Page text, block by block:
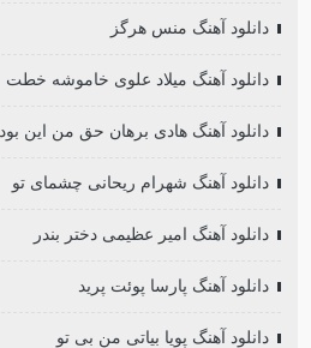
دانلود آهنگ منس هرگز
دانلود آهنگ میلاد علوی خاموشه خطت
دانلود آهنگ هادی برهان حق من این بود
دانلود آهنگ شهرام ریحانی چشمای تو
دانلود آهنگ امیر عظیمی دختر بندر
دانلود آهنگ پارسا پوئت پرید
دانلود آهنگ پویا بیاتی من بی تو